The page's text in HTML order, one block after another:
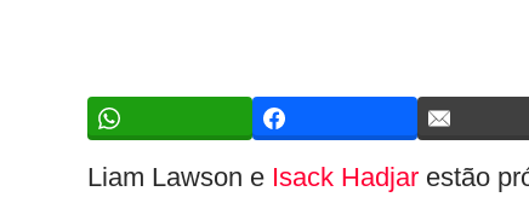
Liam Lawson e Isack Hadjar estão